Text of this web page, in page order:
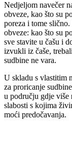
Nedjeljom navečer
obveze, kao što su
poreza i tome
obveze: kao što su
sve stavite u čašu i
izvukli iz čaše,
sudbine ne vara.
U skladu s vlastitim
za proricanje
u području gdje više
slabosti s kojima
moći predočavanja.